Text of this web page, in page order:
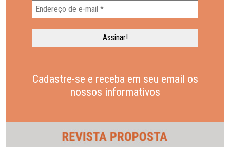
Cadastre-se e receba em seu email os
nossos informativos